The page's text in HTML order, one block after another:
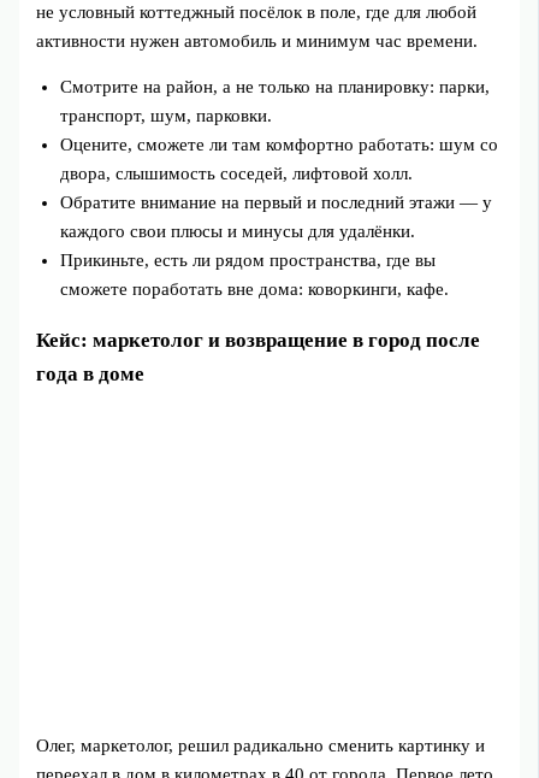
не условный коттеджный посёлок в поле, где для любой
активности нужен автомобиль и минимум час времени.
Смотрите на район, а не только на планировку: парки,
транспорт, шум, парковки.
Оцените, сможете ли там комфортно работать: шум со
двора, слышимость соседей, лифтовой холл.
Обратите внимание на первый и последний этажи — у
каждого свои плюсы и минусы для удалёнки.
Прикиньте, есть ли рядом пространства, где вы
сможете поработать вне дома: коворкинги, кафе.
Кейс: маркетолог и возвращение в город после
года в доме
Олег, маркетолог, решил радикально сменить картинку и